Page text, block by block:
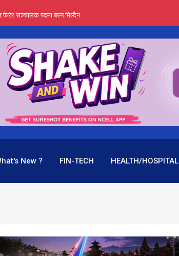
फेरेर सञ्चालक पदमा बस्न मिल्दैन
तलब, वर्षमै ९२ हजार घाटा !
दिने क्षमता
राष्ट्र बैंक किन मौन ?
New ? FIN-TECH HEALTH/HOSPITAL